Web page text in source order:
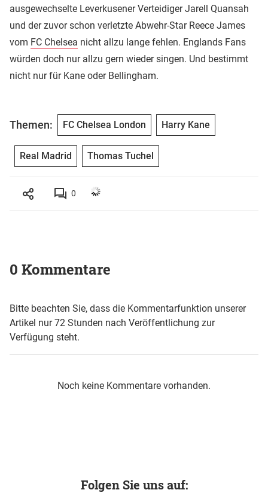
ausgewechselte Leverkusener Verteidiger Jarell Quansah
und der zuvor schon verletzte Abwehr-Star Reece James
vom FC Chelsea nicht allzu lange fehlen. Englands Fans
würden doch nur allzu gern wieder singen. Und bestimmt
nicht nur für Kane oder Bellingham.
Themen: FC Chelsea London Harry Kane
Real Madrid Thomas Tuchel
0
0 Kommentare
Bitte beachten Sie, dass die Kommentarfunktion unserer
Artikel nur 72 Stunden nach Veröffentlichung zur
Verfügung steht.
Noch keine Kommentare vorhanden.
Folgen Sie uns auf: